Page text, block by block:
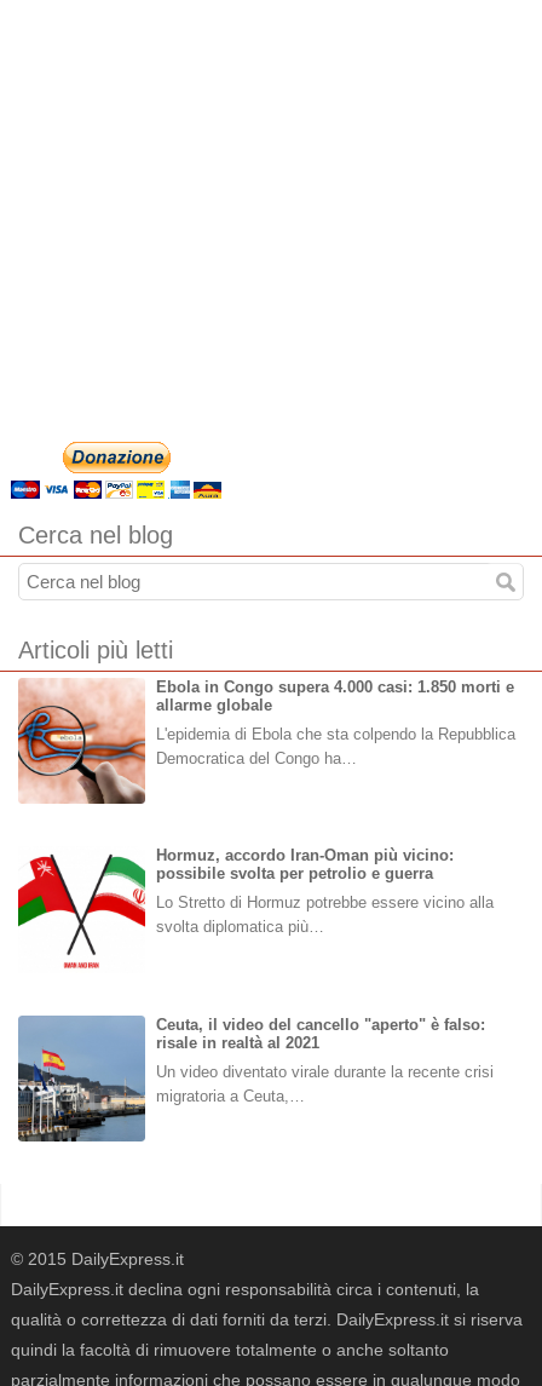
Cerca nel blog
Articoli più letti
Ebola in Congo supera 4.000 casi: 1.850 morti e
allarme globale
L'epidemia di Ebola che sta colpendo la Repubblica
Democratica del Congo ha…
Hormuz, accordo Iran-Oman più vicino:
possibile svolta per petrolio e guerra
Lo Stretto di Hormuz potrebbe essere vicino alla
svolta diplomatica più…
Ceuta, il video del cancello "aperto" è falso:
risale in realtà al 2021
Un video diventato virale durante la recente crisi
migratoria a Ceuta,…
© 2015 DailyExpress.it
DailyExpress.it declina ogni responsabilità circa i contenuti, la
qualità o correttezza di dati forniti da terzi. DailyExpress.it si riserva
quindi la facoltà di rimuovere totalmente o anche soltanto
parzialmente informazioni che possano essere in qualunque modo